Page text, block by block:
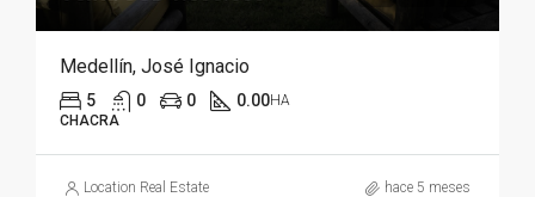
Medellín, José Ignacio
5 0 0 0.00HA
CHACRA
Location Real Estate hace 5 meses